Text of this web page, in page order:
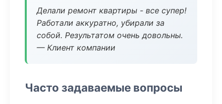
Делали ремонт квартиры - все супер!
Работали аккуратно, убирали за
собой. Результатом очень довольны.
— Клиент компании
Часто задаваемые вопросы